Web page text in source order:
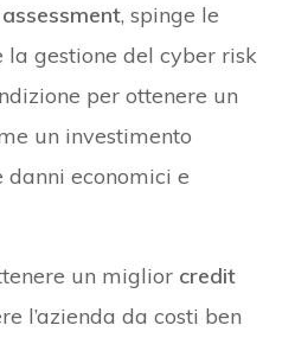
, spinge le
la gestione del cyber risk
per ottenere un
un investimento
danni economici e
un miglior credit
l’azienda da costi ben